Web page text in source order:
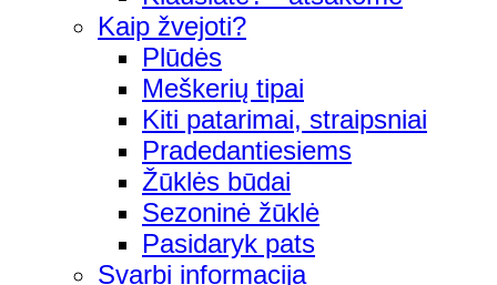
Kaip žvejoti?
Plūdės
Meškerių tipai
Kiti patarimai, straipsniai
Pradedantiesiems
Žūklės būdai
Sezoninė žūklė
Pasidaryk pats
Svarbi informacija